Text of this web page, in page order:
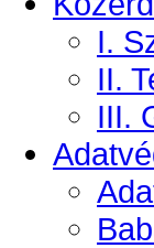
I.
II.
III.